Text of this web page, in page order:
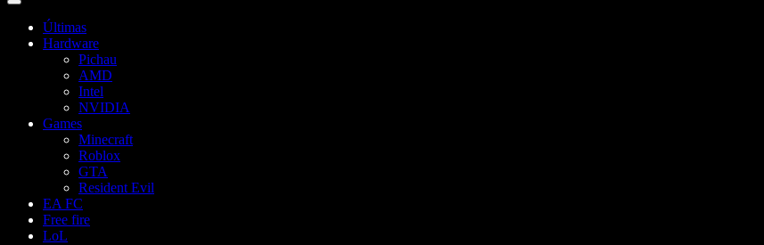
Abrir
Últimas
Hardware
Pichau
AMD
Intel
NVIDIA
Games
Minecraft
Roblox
GTA
Resident Evil
EA FC
Free fire
LoL